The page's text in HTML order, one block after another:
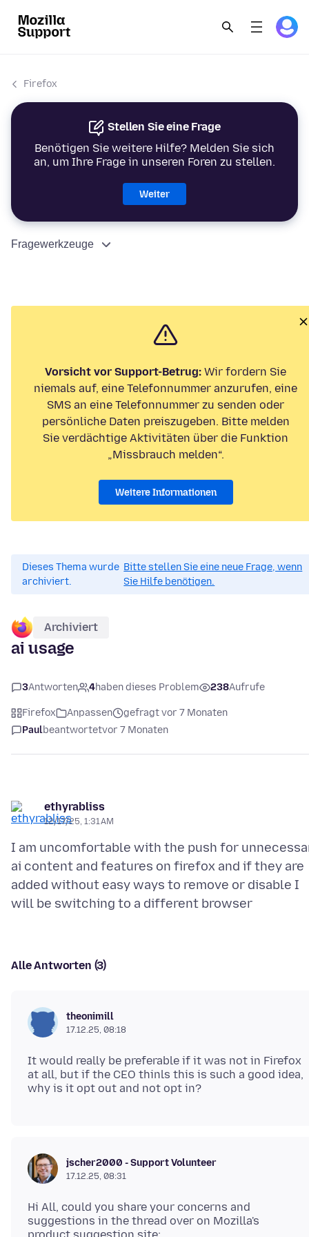
Firefox
Stellen Sie eine Frage
Benötigen Sie weitere Hilfe? Melden Sie sich
an, um Ihre Frage in unseren Foren zu stellen.
Weiter
Fragewerkzeuge
Vorsicht vor Support-Betrug: Wir fordern Sie
niemals auf, eine Telefonnummer anzurufen, eine
SMS an eine Telefonnummer zu senden oder
persönliche Daten preiszugeben. Bitte melden
Sie verdächtige Aktivitäten über die Funktion
„Missbrauch melden“.
Weitere Informationen
Dieses Thema wurde
archiviert.
Bitte stellen Sie eine neue Frage, wenn
Sie Hilfe benötigen.
Archiviert
ai usage
3Antworten 4haben dieses Problem 238Aufrufe
Firefox Anpassen
gefragt vor 7 Monaten
Paulbeantwortetvor 7 Monaten
ethyrabliss
12/17/25, 1:31 AM
I am uncomfortable with the push for
ai content and features on firefox and if they are
added without easy ways to remove or disable I
Alle Antworten (3)
theonimill
17.12.25, 08:18
It would really be preferable if it was not in Firefox
at all, but if the CEO thinls this is such a good idea,
jscher2000 - Support Volunteer
17.12.25, 08:31
Hi All, could you share your concerns and
suggestions in the thread over on Mozilla's